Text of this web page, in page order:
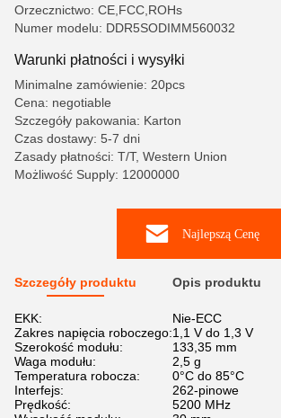
Orzecznictwo: CE,FCC,ROHs
Numer modelu: DDR5SODIMM560032
Warunki płatności i wysyłki
Minimalne zamówienie: 20pcs
Cena: negotiable
Szczegóły pakowania: Karton
Czas dostawy: 5-7 dni
Zasady płatności: T/T, Western Union
Możliwość Supply: 12000000
Najlepszą Cenę
Szczegóły produktu Opis produktu
EKK:
Nie-ECC
Zakres napięcia roboczego:1,1 V do 1,3 V
Szerokość modułu:
133,35 mm
Waga modułu:
2,5 g
Temperatura robocza:
0°C do 85°C
Interfejs:
262-pinowe
Prędkość:
5200 MHz